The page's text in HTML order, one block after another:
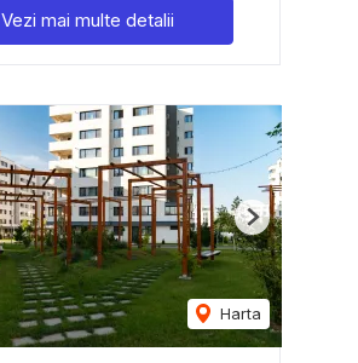
Vezi mai multe detalii
Harta
Next